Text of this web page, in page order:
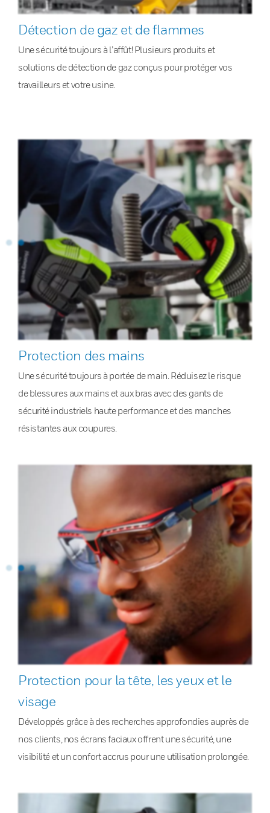
Détection de gaz et de flammes
Une sécurité toujours à l’affût! Plusieurs produits et
solutions de détection de gaz conçus pour protéger vos
travailleurs et votre usine.
Protection des mains
Une sécurité toujours à portée de main. Réduisez le risque
de blessures aux mains et aux bras avec des gants de
sécurité industriels haute performance et des manches
résistantes aux coupures.
Protection pour la tête, les yeux et le
visage
Développés grâce à des recherches approfondies auprès de
nos clients, nos écrans faciaux offrent une sécurité, une
visibilité et un confort accrus pour une utilisation prolongée.